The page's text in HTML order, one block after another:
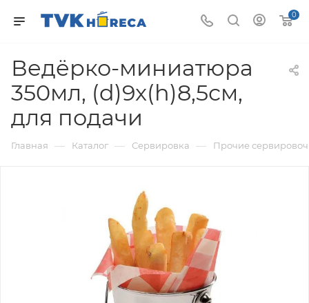
0
Ведёрко-миниатюра
350мл, (d)9x(h)8,5см,
для подачи
Главная — Каталог — Сервировка — Прочие